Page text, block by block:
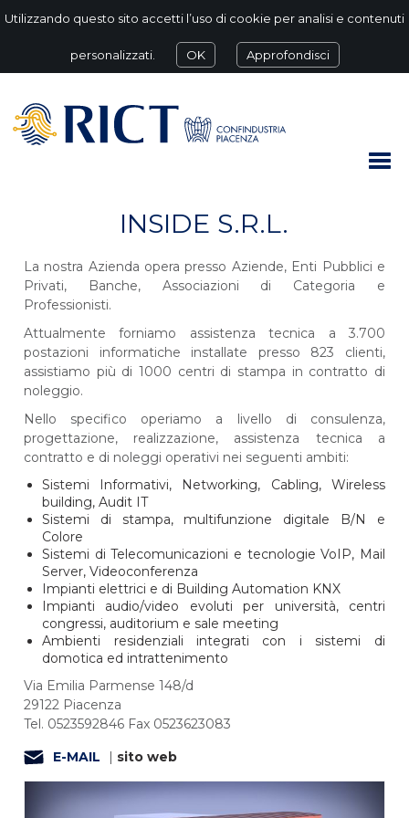
Utilizzando questo sito accetti l’uso di cookie per analisi e contenuti
personalizzati. OK Approfondisci
INSIDE S.R.L.
La nostra Azienda opera presso Aziende, Enti Pubblici e
Privati, Banche, Associazioni di Categoria e
Professionisti.
Attualmente forniamo assistenza tecnica a 3.700
postazioni informatiche installate presso 823 clienti,
assistiamo più di 1000 centri di stampa in contratto di
noleggio.
Nello specifico operiamo a livello di consulenza,
progettazione, realizzazione, assistenza tecnica a
contratto e di noleggi operativi nei seguenti ambiti:
Sistemi Informativi, Networking, Cabling, Wireless
building, Audit IT
Sistemi di stampa, multifunzione digitale B/N e
Colore
Sistemi di Telecomunicazioni e tecnologie VoIP, Mail
Server, Videoconferenza
Impianti elettrici e di Building Automation KNX
Impianti audio/video evoluti per università, centri
congressi, auditorium e sale meeting
Ambienti residenziali integrati con i sistemi di
domotica ed intrattenimento
Via Emilia Parmense 148/d
29122 Piacenza
Tel. 0523592846 Fax 0523623083
E-MAIL
| sito web